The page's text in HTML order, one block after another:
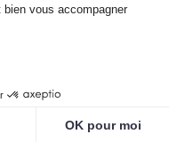
vous accompagner
OK pour moi
musée de la Corse/P.